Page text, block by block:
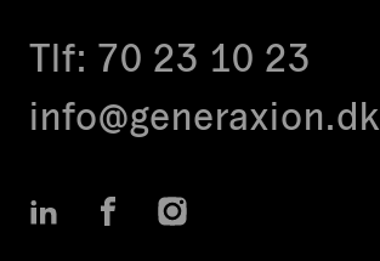
Tlf: 70 23 10 23
info@generaxion.dk
LinkedInFacebookInstagram